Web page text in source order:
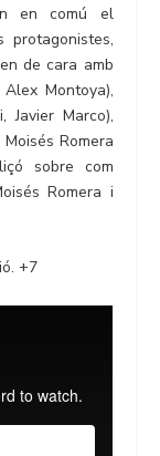
en comú el
protagonistes,
de cara amb
Montoya),
Javier Marco),
Romera
sobre com
Romera i
+7